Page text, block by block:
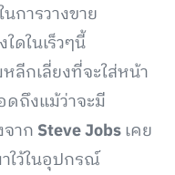
การวางขาย
ดในเร็วๆนี้
ลีกเลี่ยงที่จะใส่หน้า
ดถึงแม้ว่าจะมี
าก Steve Jobsเคย
ใว้ในอุปกรณ์